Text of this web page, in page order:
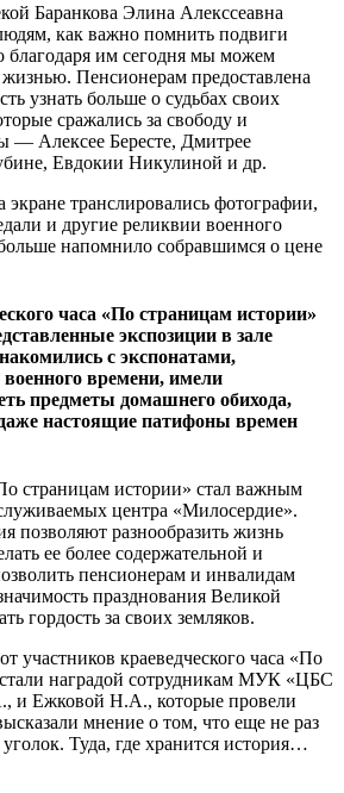
Баранкова Элина Алекссеавна
как важно помнить подвиги
благодаря им сегодня мы можем
Пенсионерам предоставлена
узнать больше о судьбах своих
сражались за свободу и
— Алексее Бересте, Дмитрее
Евдокии Никулиной и др.
экране транслировались фотографии,
и другие реликвии военного
напомнило собравшимся о цене
часа «По страницам истории»
экспозиции в зале
с экспонатами,
времени, имели
предметы домашнего обихода,
настоящие патифоны времен
страницам истории» стал важным
центра «Милосердие».
позволяют разнообразить жизнь
ее более содержательной и
пенсионерам и инвалидам
празднования Великой
гордость за своих земляков.
участников краеведческого часа «По
наградой сотрудникам МУК «ЦБС
и Ежковой Н.А., которые провели
мнение о том, что еще не раз
Туда, где хранится история…